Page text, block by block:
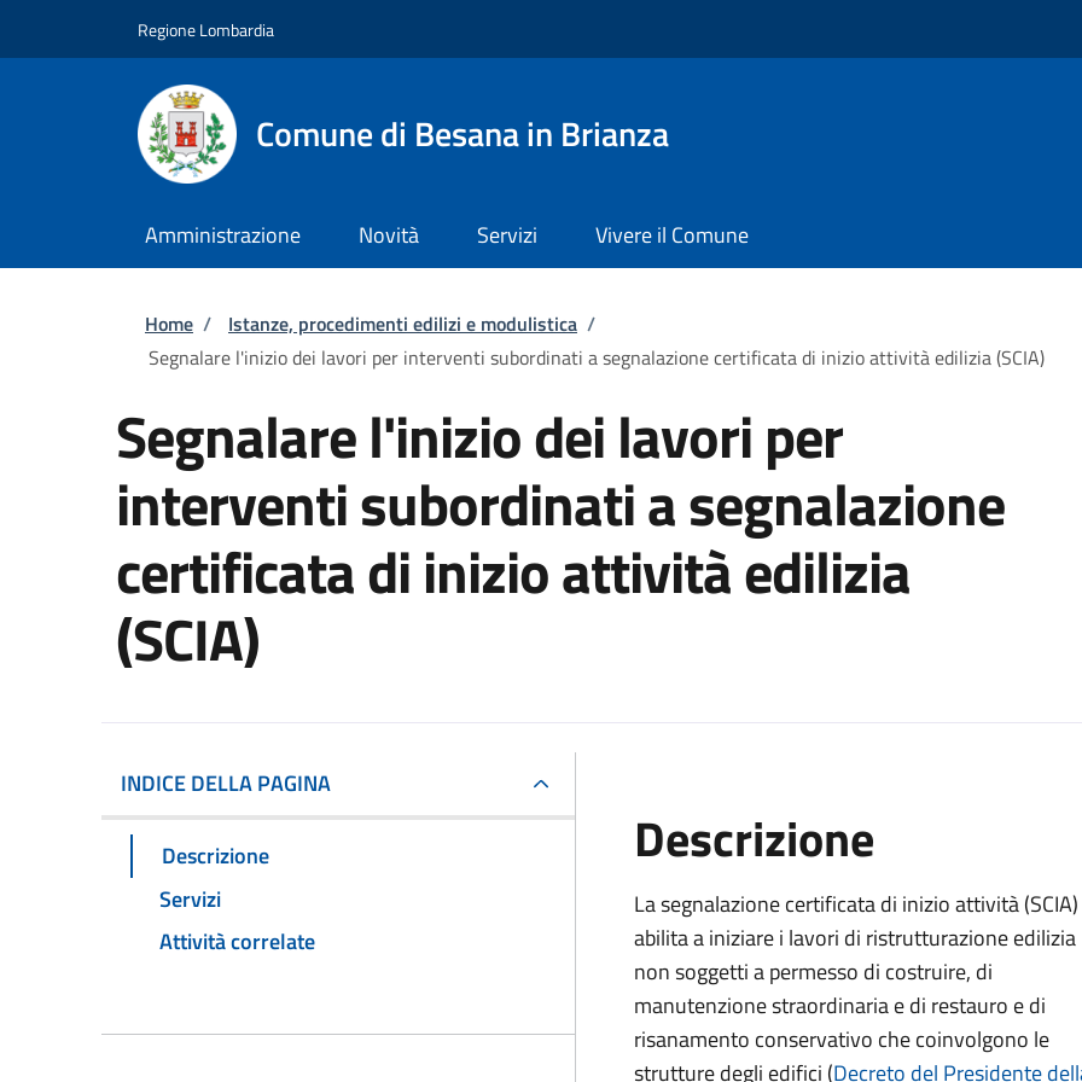
Regione Lombardia
Comune di Besana in Brianza
Amministrazione Novità Servizi Vivere il Comune
Briciole di pane
Home / Istanze, procedimenti edilizi e modulistica /
Segnalare l'inizio dei lavori per interventi subordinati a segnalazione certificata di inizio attività edilizia (SCIA)
Segnalare l'inizio dei lavori per
interventi subordinati a segnalazione
certificata di inizio attività edilizia
(SCIA)
INDICE DELLA PAGINA
Descrizione
Servizi
Attività correlate
Descrizione
La segnalazione certificata di inizio attività (SCIA)
abilita a iniziare i lavori di ristrutturazione edilizia
non soggetti a permesso di costruire, di
manutenzione straordinaria e di restauro e di
risanamento conservativo che coinvolgono le
strutture degli edifici (Decreto del Presidente